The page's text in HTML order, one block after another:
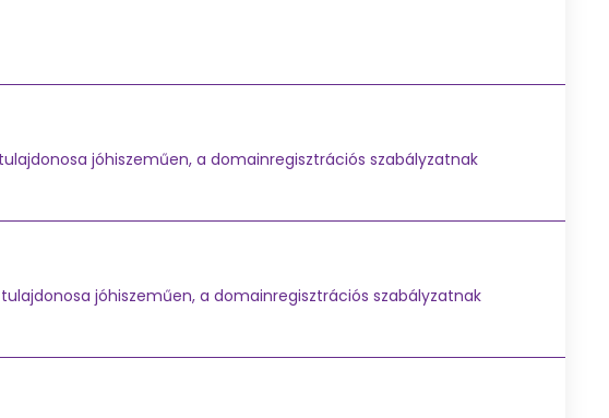
jóhiszeműen, a domainregisztrációs szabályzatnak
jóhiszeműen, a domainregisztrációs szabályzatnak